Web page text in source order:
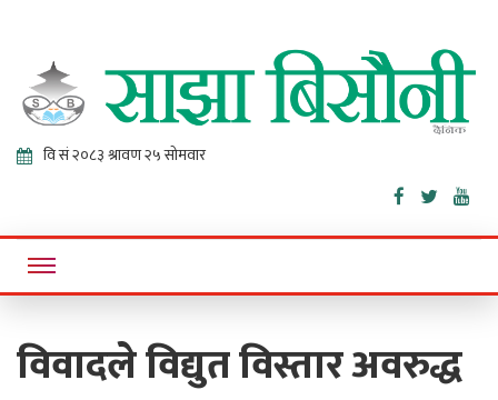
Sajha
Bisaunee
Online News Portal
विवादले विद्युत विस्तार अवरुद्ध